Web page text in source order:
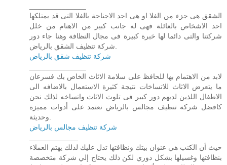
الشقق هى جزء من الفلا او هى احد الاجناحة بالفلا التى قد يمتلكها
احد الاشخاص بالعائلة فهى له جانب كبير من الاهتام من خلل
شركتنا والتى دائما لها خبرة كبيرة فى مجال النظافة وهنا جاء دور
شركة تنظيف شقق بالرياض
لابد من الاهتمام بها للحافظ على سلامة الاثاث الخاص بك فسرعان
ما يتعرض الاثاث للاتساخات نتيجة كثيرة الاستعمال بالاضافه الى
الاطفال اللذين لديهم دور كبير فى تلوث الاثاث واتساخه لذلك نحن
كافضل شركة تنظيف مجالس بالرياض نعتمد على أدوات مميزة
شركة تنظيف مجالس بالرياض
حيث أن الكنب هي عنوان بيتك ونظافتها تدل عليك لذلك يهتم العملاء
بنظافتها وغسيلها بشكل دوري لكن ذلك يحتاج إلي شركة متخصصة